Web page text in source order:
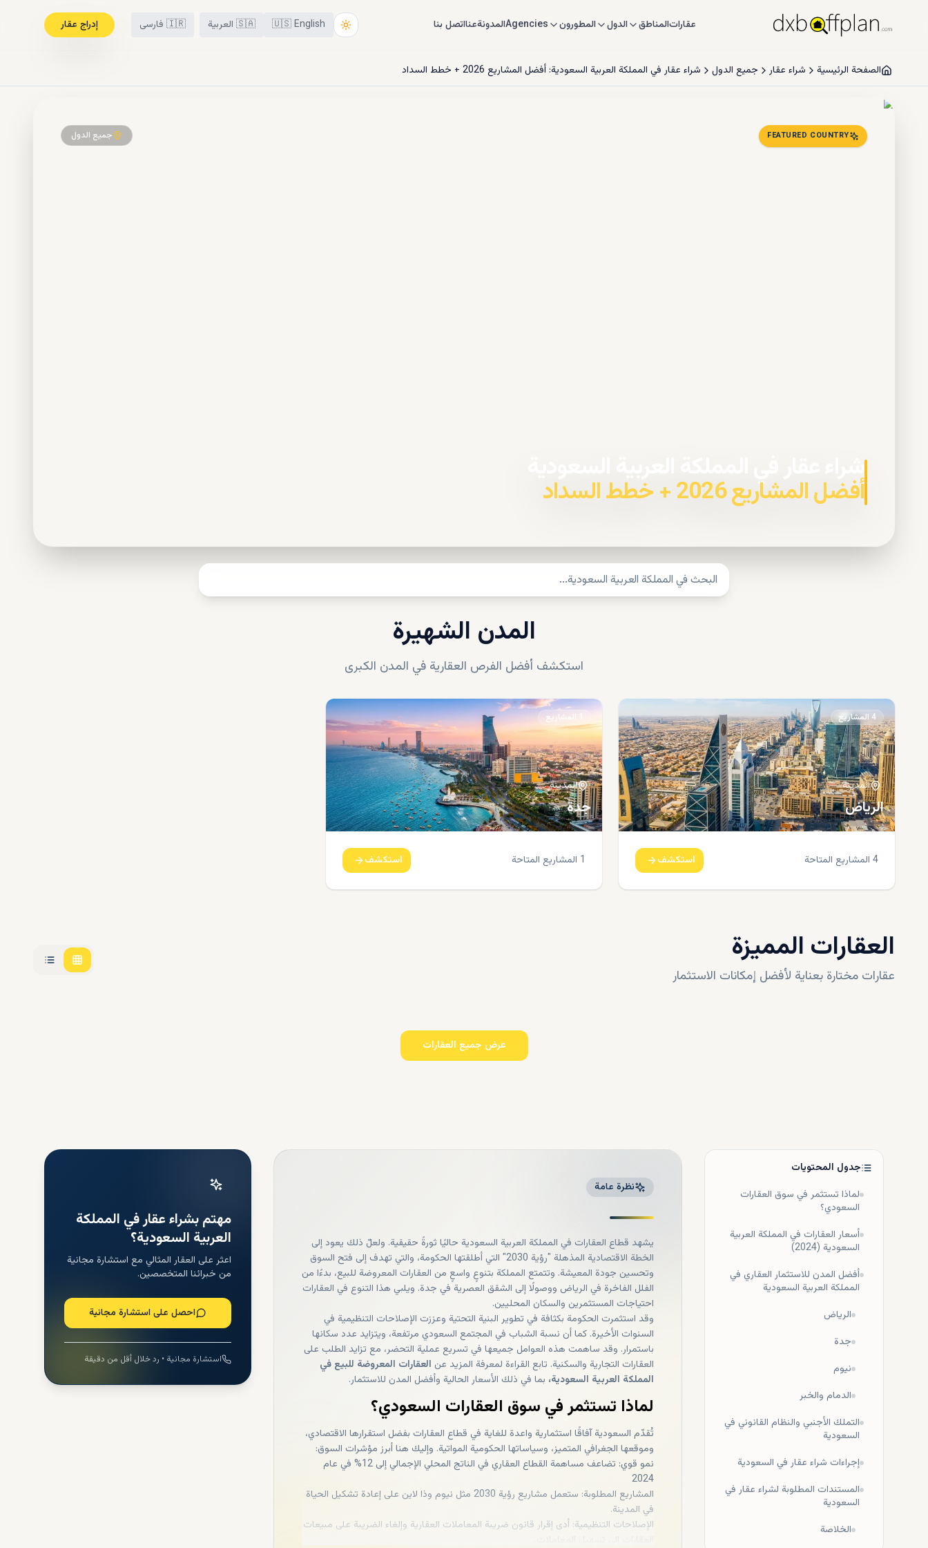
عقاراتالمناطق الدول المطورون Agenciesالمدونةعنااتصل بنا 🇺🇸English
🇸🇦 العربية 🇮🇷 فارسی إدراج عقار
الصفحة الرئيسية شراء عقار جميع الدول شراء عقار في المملكة العربية السعودية: أفضل المشاريع 2026 + خطط السداد
FEATURED COUNTRY جميع الدول
شراء عقار في المملكة العربية السعودية
أفضل المشاريع 2026 + خطط السداد
المدن الشهيرة
استكشف أفضل الفرص العقارية في المدن الكبرى
4 المشاريع
المدينة
الرياض
4 المشاريع المتاحة استكشف
1 المشاريع
المدينة
جدة
1 المشاريع المتاحة استكشف
العقارات المميزة
عقارات مختارة بعناية لأفضل إمكانات الاستثمار
عرض جميع العقارات
جدول المحتويات
لماذا تستثمر في سوق العقارات
السعودي؟
أسعار العقارات في المملكة العربية
السعودية (2024)
أفضل المدن للاستثمار العقاري في
المملكة العربية السعودية
الرياض
جدة
نيوم
الدمام والخبر
التملك الأجنبي والنظام القانوني في
السعودية
إجراءات شراء عقار في السعودية
المستندات المطلوبة لشراء عقار في
السعودية
الخلاصة
نظرة عامة
يشهد قطاع العقارات في المملكة العربية السعودية حاليًا ثورةً حقيقية. ولعلّ ذلك يعود إلى
الخطة الاقتصادية المذهلة "رؤية 2030" التي أطلقتها الحكومة، والتي تهدف إلى فتح السوق
وتحسين جودة المعيشة. وتتمتع المملكة بتنوعٍ واسعٍ من العقارات المعروضة للبيع، بدءًا من
الفلل الفاخرة في الرياض ووصولًا إلى الشقق العصرية في جدة. ويلبي هذا التنوع في العقارات
احتياجات المستثمرين والسكان المحليين.
وقد استثمرت الحكومة بكثافة في تطوير البنية التحتية وعززت الإصلاحات التنظيمية في
السنوات الأخيرة. كما أن نسبة الشباب في المجتمع السعودي مرتفعة، ويتزايد عدد سكانها
باستمرار. وقد ساهمت هذه العوامل جميعها في تسريع عملية التحضر، مع تزايد الطلب على
العقارات التجارية والسكنية. تابع القراءة لمعرفة المزيد عن العقارات المعروضة للبيع في
المملكة العربية السعودية، بما في ذلك الأسعار الحالية وأفضل المدن للاستثمار.
لماذا تستثمر في سوق العقارات السعودي؟
تُقدّم السعودية آفاقًا استثمارية واعدة للغاية في قطاع العقارات بفضل استقرارها الاقتصادي،
وموقعها الجغرافي المتميز، وسياساتها الحكومية المواتية. وإليك هنا أبرز مؤشرات السوق:
نمو قوي: تضاعف مساهمة القطاع العقاري في الناتج المحلي الإجمالي إلى 12% في عام
2024
المشاريع المطلوبة: ستعمل مشاريع رؤية 2030 مثل نيوم وذا لاين على إعادة تشكيل الحياة
في المدينة.
الإصلاحات التنظيمية: أدى إقرار قانون ضريبة المعاملات العقارية وإلغاء الضريبة على مبيعات
مهتم بشراء عقار في المملكة
العربية السعودية؟
اعثر على العقار المثالي مع استشارة مجانية
من خبرائنا المتخصصين.
احصل على استشارة مجانية
استشارة مجانية • رد خلال أقل من دقيقة